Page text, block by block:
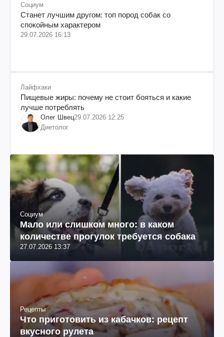
Социум
Станет лучшим другом: топ пород собак со
спокойным характером
29.07.2026 16:13
Лайфхаки
Пищевые жиры: почему не стоит бояться и какие
лучше потреблять
Олег Швец29.07.2026 12:25
Диетолог
Социум
Мало или слишком много: в каком
количестве прогулок требуется собака
27.07.2026 13:37
Рецепты
Что приготовить из кабачков: рецепт
вкусного рулета